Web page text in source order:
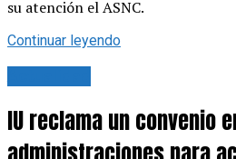
su atención el ASNC.
Continuar leyendo
IU reclama un convenio